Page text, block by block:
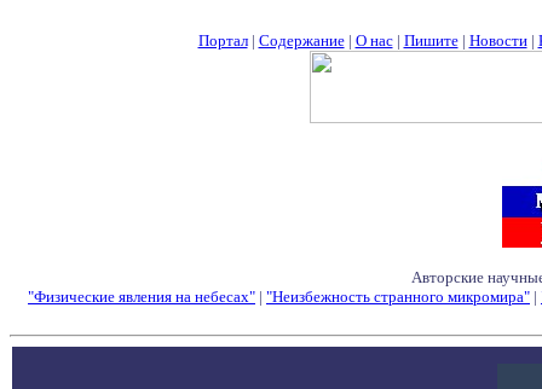
Портал| Содержание| О нас| Пишите| Новости|
Авторские
"Физические явления на небесах" | "Неизбежность странного микромира" |